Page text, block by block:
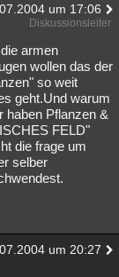
um 17:06
Diskussionsleiter
armen
wollen das der
so weit
geht.Und warum
haben Pflanzen &
FELD"
die frage um
selber
um 20:27